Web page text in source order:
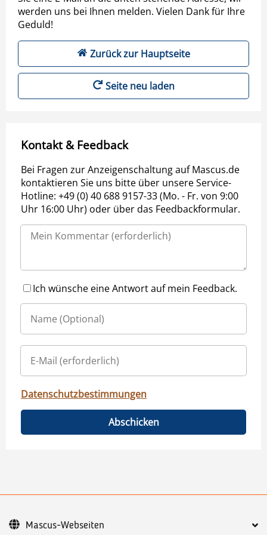
werden uns bei Ihnen melden. Vielen Dank für Ihre
Geduld!
Zurück zur Hauptseite
Seite neu laden
Kontakt & Feedback
Bei Fragen zur Anzeigenschaltung auf Mascus.de
kontaktieren Sie uns bitte über unsere Service-
Hotline: +49 (0) 40 688 9157-33 (Mo. - Fr. von 9:00
Uhr 16:00 Uhr) oder über das Feedbackformular.
Ich wünsche eine Antwort auf mein Feedback.
Datenschutzbestimmungen
Abschicken
Mascus-Webseiten